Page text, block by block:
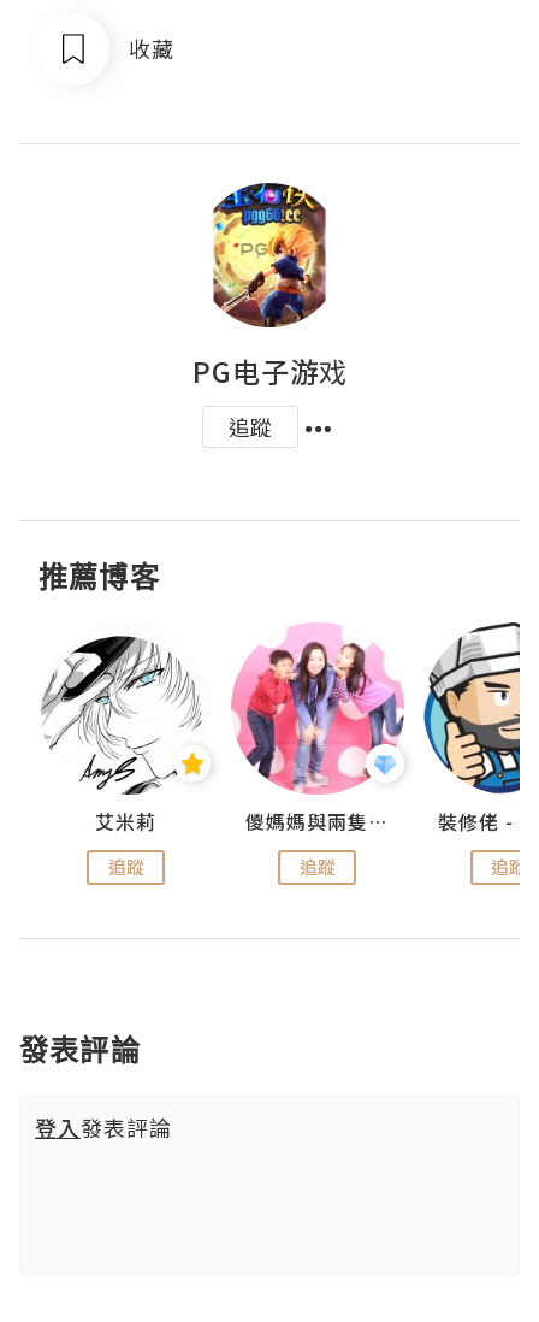
收藏
PG电子游戏
追蹤
推薦博客
艾米莉
追蹤
儍媽媽與兩隻小魔怪之家
追蹤 追蹤
發表評論
登入發表評論